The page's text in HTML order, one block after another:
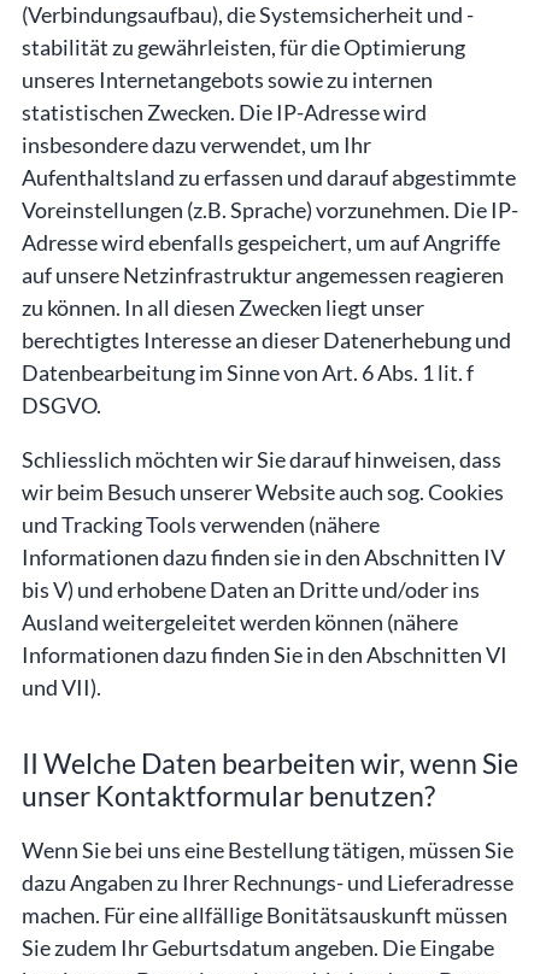
(Verbindungsaufbau), die Systemsicherheit und -
stabilität zu gewährleisten, für die Optimierung
unseres Internetangebots sowie zu internen
statistischen Zwecken. Die IP-Adresse wird
insbesondere dazu verwendet, um Ihr
Aufenthaltsland zu erfassen und darauf abgestimmte
Voreinstellungen (z.B. Sprache) vorzunehmen. Die IP-
Adresse wird ebenfalls gespeichert, um auf Angriffe
auf unsere Netzinfrastruktur angemessen reagieren
zu können. In all diesen Zwecken liegt unser
berechtigtes Interesse an dieser Datenerhebung und
Datenbearbeitung im Sinne von Art. 6 Abs. 1 lit. f
DSGVO.
Schliesslich möchten wir Sie darauf hinweisen, dass
wir beim Besuch unserer Website auch sog. Cookies
und Tracking Tools verwenden (nähere
Informationen dazu finden sie in den Abschnitten IV
bis V) und erhobene Daten an Dritte und/oder ins
Ausland weitergeleitet werden können (nähere
Informationen dazu finden Sie in den Abschnitten VI
und VII).
II Welche Daten bearbeiten wir, wenn Sie
unser Kontaktformular benutzen?
Wenn Sie bei uns eine Bestellung tätigen, müssen Sie
dazu Angaben zu Ihrer Rechnungs- und Lieferadresse
machen. Für eine allfällige Bonitätsauskunft müssen
Sie zudem Ihr Geburtsdatum angeben. Die Eingabe